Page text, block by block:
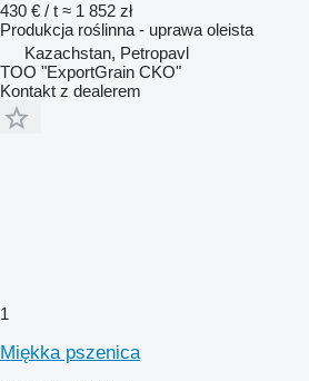
430 € / t ≈ 1 852 zł
Produkcja roślinna - uprawa oleista
Kazachstan, Petropavl
TOO "ExportGrain CKO"
Kontakt z dealerem
1
Miękka pszenica